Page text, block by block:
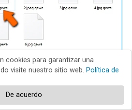
solo es efectivo cuando la
muchas infecciones de
cookies para garantizar una
visite nuestro sitio web. Política de
De acuerdo